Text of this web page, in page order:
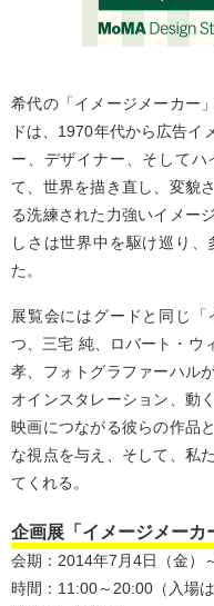
希代の「イメージメーカー
ドは、1970年代から広告イ
ー、デザイナー、そして
て、世界を描き直し、変貌
る洗練された力強いイメー
しさは世界中を駆け巡り
た。
展覧会にはグードと同じ
つ、三宅 純、ロバート・ウ
孝、フォトグラファーハル
オインスタレーション、動
映画につながる彼らの作品
な視点を与え、そして、私
てくれる。
企画展「イメージメーカ
会期：2014年7月4日（金）
時間：11:00～20:00（入場は